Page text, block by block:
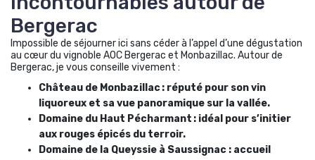
Bergerac
Impossible de séjourner ici sans céder à l’appel d’une dégustation
au cœur du vignoble AOC Bergerac et Monbazillac. Autour de
Bergerac, je vous conseille vivement :
Château de Monbazillac : réputé pour son vin
liquoreux et sa vue panoramique sur la vallée.
Domaine du Haut Pécharmant : idéal pour s’initier
aux rouges épicés du terroir.
Domaine de la Queyssie à Saussignac : accueil